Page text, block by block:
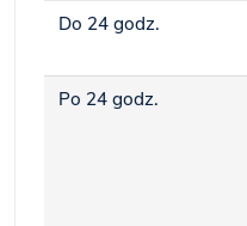
Do 24 godz.
Po 24 godz.